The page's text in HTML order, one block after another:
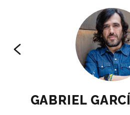
GABRIEL